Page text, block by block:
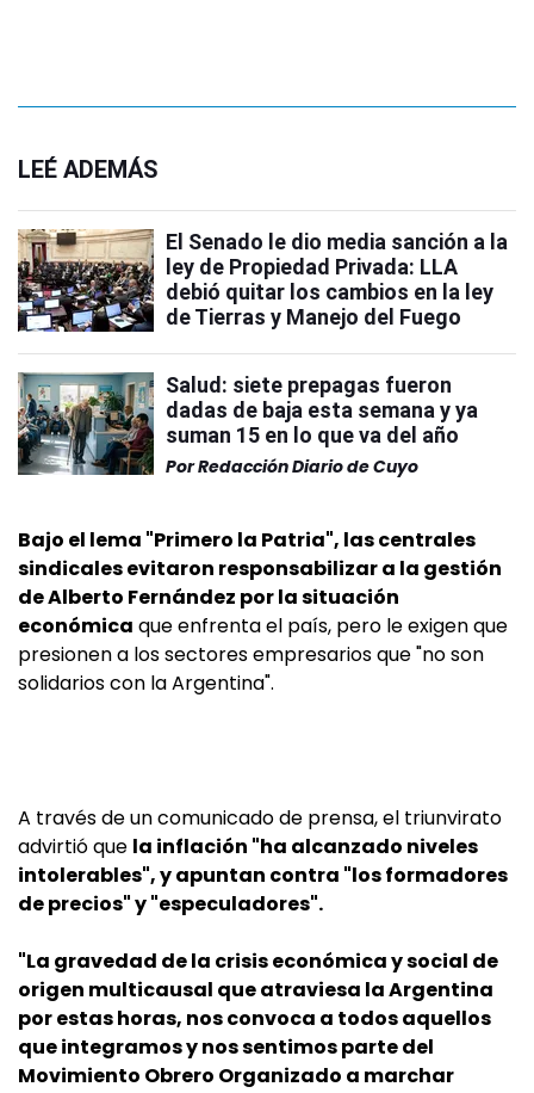
LEÉ ADEMÁS
El Senado le dio media sanción a la
ley de Propiedad Privada: LLA
debió quitar los cambios en la ley
de Tierras y Manejo del Fuego
Salud: siete prepagas fueron
dadas de baja esta semana y ya
suman 15 en lo que va del año
PorRedacción Diario de Cuyo
Bajo el lema "Primero la Patria", las centrales
sindicales evitaron responsabilizar a la gestión
de Alberto Fernández por la situación
económica que enfrenta el país, pero le exigen que
presionen a los sectores empresarios que "no son
solidarios con la Argentina".
A través de un comunicado de prensa, el triunvirato
advirtió que la inflación "ha alcanzado niveles
intolerables", y apuntan contra "los formadores
de precios" y "especuladores".
"La gravedad de la crisis económica y social de
origen multicausal que atraviesa la Argentina
por estas horas, nos convoca a todos aquellos
que integramos y nos sentimos parte del
Movimiento Obrero Organizado a marchar